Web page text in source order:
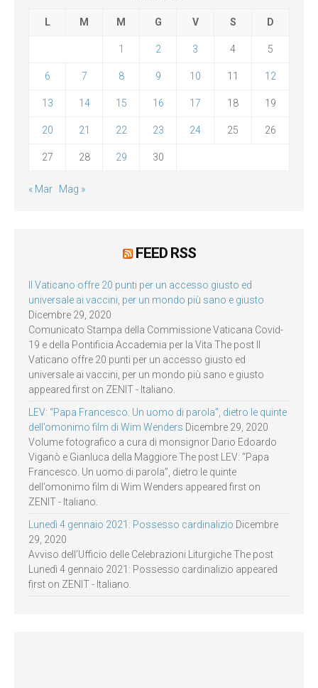
L M M G V S D
1 2 3 4 5
6 7 8 9 10 11 12
13 14 15 16 17 18 19
20 21 22 23 24 25 26
27 28 29 30
« Mar Mag »
FEED RSS
Il Vaticano offre 20 punti per un accesso giusto ed
universale ai vaccini, per un mondo più sano e giusto
Dicembre 29, 2020
Comunicato Stampa della Commissione Vaticana Covid-
19 e della Pontificia Accademia per la Vita The post Il
Vaticano offre 20 punti per un accesso giusto ed
universale ai vaccini, per un mondo più sano e giusto
appeared first on ZENIT - Italiano.
LEV: “Papa Francesco. Un uomo di parola”, dietro le quinte
dell’omonimo film di Wim Wenders Dicembre 29, 2020
Volume fotografico a cura di monsignor Dario Edoardo
Viganò e Gianluca della Maggiore The post LEV: “Papa
Francesco. Un uomo di parola”, dietro le quinte
dell’omonimo film di Wim Wenders appeared first on
ZENIT - Italiano.
Lunedì 4 gennaio 2021: Possesso cardinalizio Dicembre
29, 2020
Avviso dell’Ufficio delle Celebrazioni Liturgiche The post
Lunedì 4 gennaio 2021: Possesso cardinalizio appeared
first on ZENIT - Italiano.